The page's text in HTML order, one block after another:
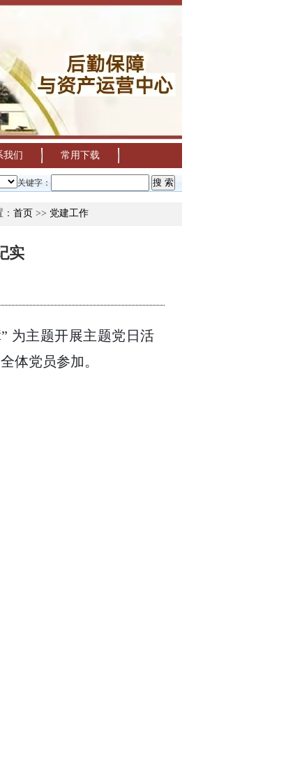
我们 常用下载
毕业生饭卡、饭卡内热水小钱包余额的通知
关键字：
首页 >> 党建工作
实
为主题开展主题党日活
体党员参加。